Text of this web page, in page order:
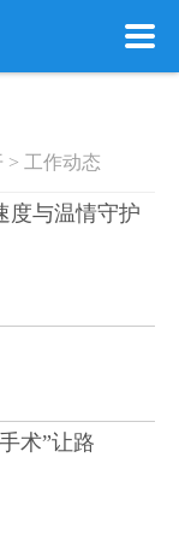
> 工作动态
度与温情守护
术”让路